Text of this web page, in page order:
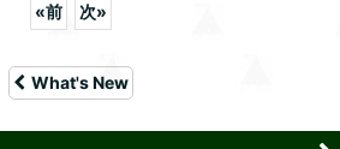
«前 次»
What's New